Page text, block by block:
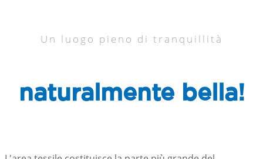
Un luogo pieno di tranquillità
naturalmente bella!